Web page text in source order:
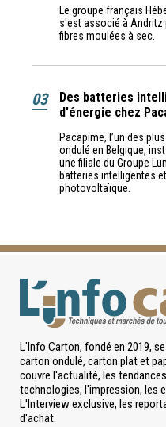
Le groupe français
s'est associé à Andritz
fibres moulées à sec.
03
Des batteries
d'énergie chez
Pacapime, l’un des
ondulé en Belgique,
une filiale du Groupe
batteries intelligentes
photovoltaïque.
L'Info Carton, fondé en 2019,
carton ondulé, carton plat et
couvre l'actualité, les
technologies, l'impression, les
L'Interview exclusive, les
d'achat.